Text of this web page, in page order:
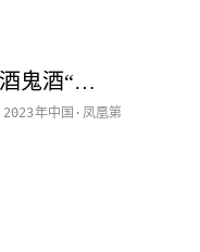
长沙活动执行 |拓源助力布展，酒鬼酒“中国酒谷·湘西影像艺术展”落地
2023年中国·凤凰第